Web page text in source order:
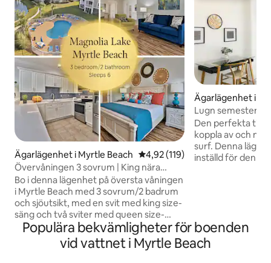
Ägarlägenhet i Myrtle Beach 4,92 av 5 i genomsnittligt
4,92 (119)
Övervåningen 3 sovrum | King nära
Broadway @ Beach & Golf
Bo i denna lägenhet på översta våningen
i Myrtle Beach med 3 sovrum/2 badrum
och sjöutsikt, med en svit med king size-
säng och två sviter med queen size-
sängar och walk-in-dusch. Njut av ett
fullt utrustat kök, 55-tums smart-TV,
gratis Wi-Fi, tvättmaskin/torktumlare
Ägarlägenhet i
Lugn semester
SeaWatch 903 NT
Den perfekta
koppla av och
surf. Denna lägenhet på 9:e våningen är
inställd för den
vid poolen - Restaurang -24 timmars
butik - Pooler, bubbelbad och lata floder
- Gratis
Populära bekvämligheter för boenden
vid vattnet i Myrtle Beach